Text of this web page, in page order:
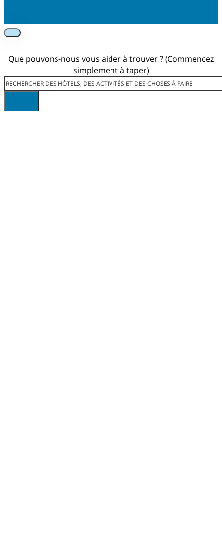
Que pouvons-nous vous aider à trouver ? (Commencez
simplement à taper)
Rechercher